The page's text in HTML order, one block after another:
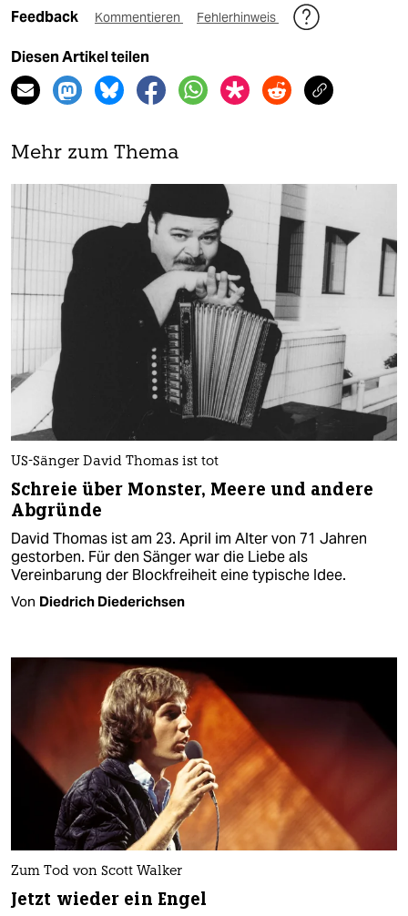
Feedback Kommentieren Fehlerhinweis
Diesen Artikel teilen
Mehr zum Thema
US-Sänger David Thomas ist tot
Schreie über Monster, Meere und andere
Abgründe
David Thomas ist am 23. April im Alter von 71 Jahren
gestorben. Für den Sänger war die Liebe als
Vereinbarung der Blockfreiheit eine typische Idee.
Von Diedrich Diederichsen
Zum Tod von Scott Walker
Jetzt wieder ein Engel